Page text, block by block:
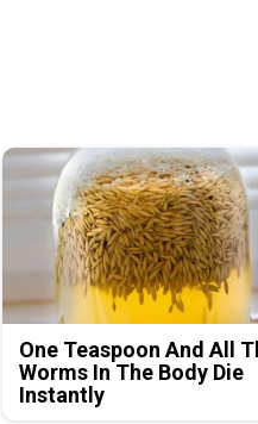
One Teaspoon And All
Worms In The Body Die
Instantly